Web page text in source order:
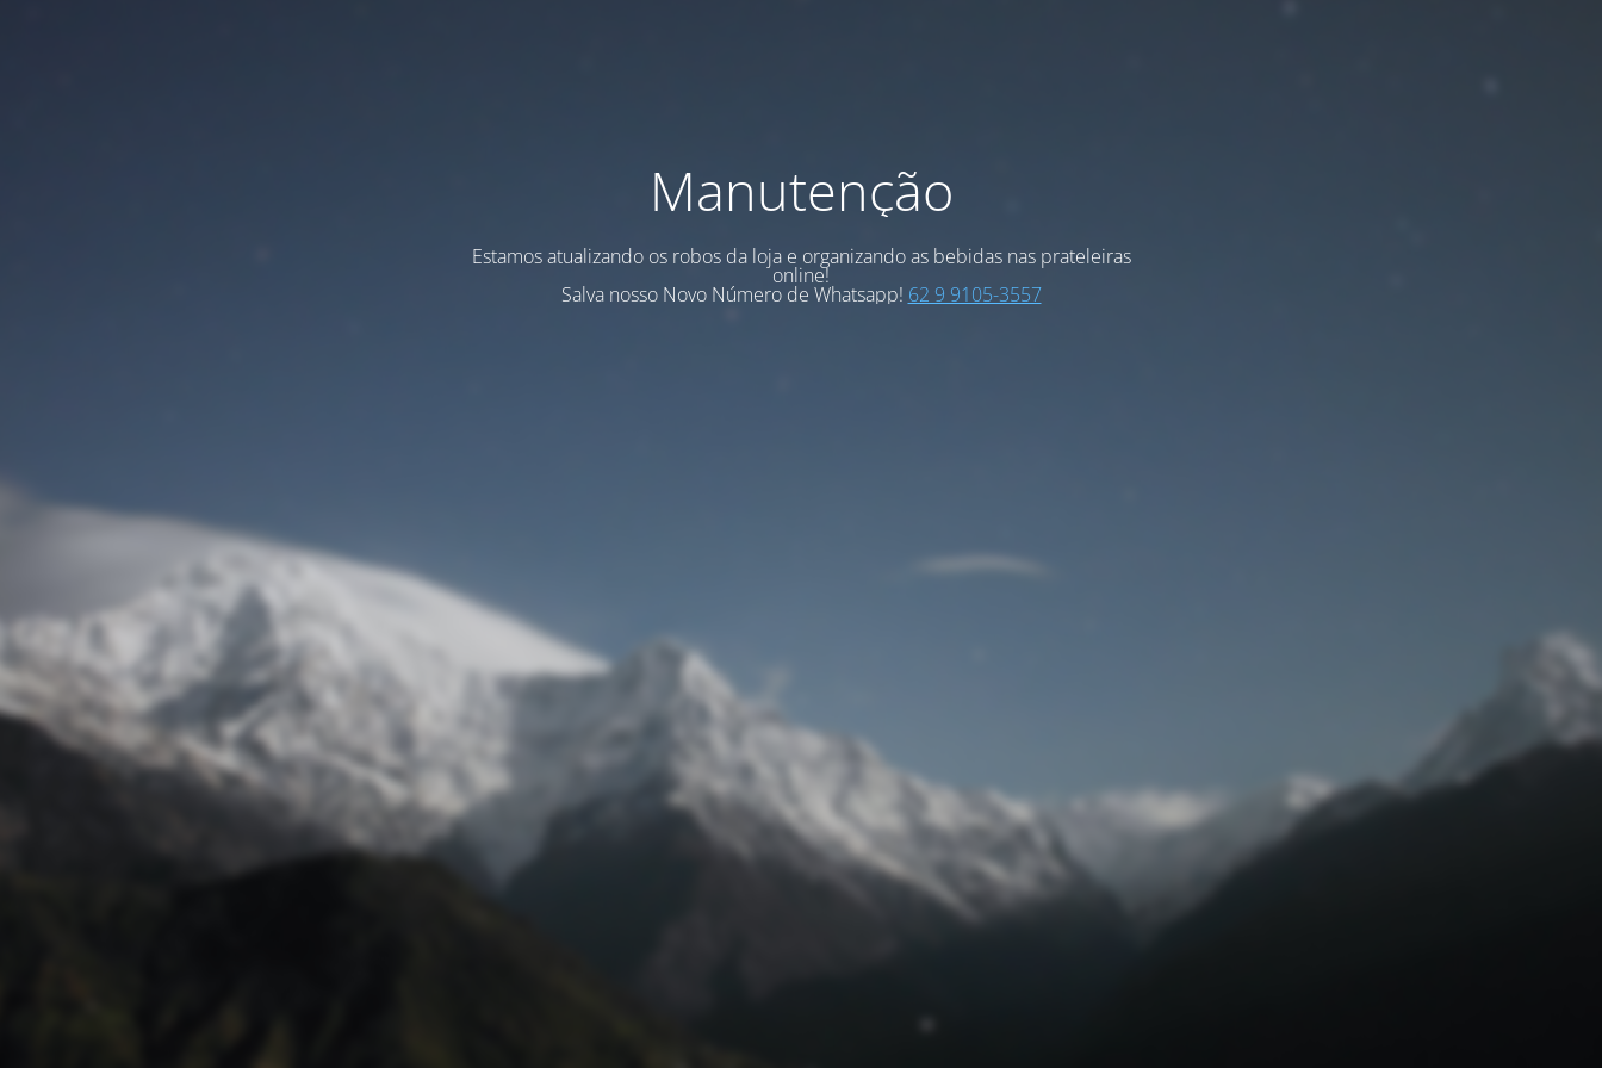
Manutenção
Estamos atualizando os robos da loja e organizando as bebidas nas prateleiras
online!
Salva nosso Novo Número de Whatsapp! 62 9 9105-3557